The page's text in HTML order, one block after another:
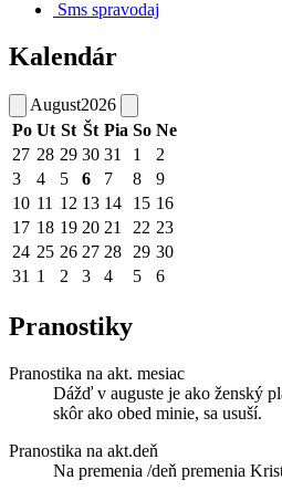
Sms spravodaj
Kalendár
August2026
Po Ut St Št Pia So Ne
27 28 29 30 31 1
2
3
4 5 6 7 8
9
10 11 12 13 14 15 16
17 18 19 20 21 22 23
24 25 26 27 28 29 30
31 1 2 3 4 5 6
Pranostiky
Pranostika na akt. mesiac
Dážď v auguste je ako ženský
skôr ako obed minie, sa usuší.
Pranostika na akt.deň
Na premenia /deň premenia